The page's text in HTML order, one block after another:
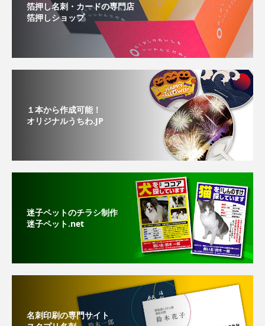
箔押し名刺・カードの専門店
箔押しショップ
１本から作成可能！
オリジナルうちわ.JP
迷子ペットのチラシ制作
迷子ペット.net
名刺印刷の専門サイト